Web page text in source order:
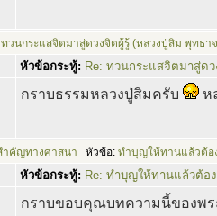
ทวนกระแสจิตมาสู่ดวงจิตผู้รู้ (หลวงปู่สิม พุทธา
หัวข้อกระทู้: Re: ทวนกระแสจิตมาสู่ด
กราบธรรมหลวงปู่สิมครับ ห
ำคัญทางศาสนา หัวข้อ: ทำบุญให้ทานแล้วต้อ
หัวข้อกระทู้: Re: ทำบุญให้ทานแล้วต้อ
กราบขอบคุณบทความนี้ของพร